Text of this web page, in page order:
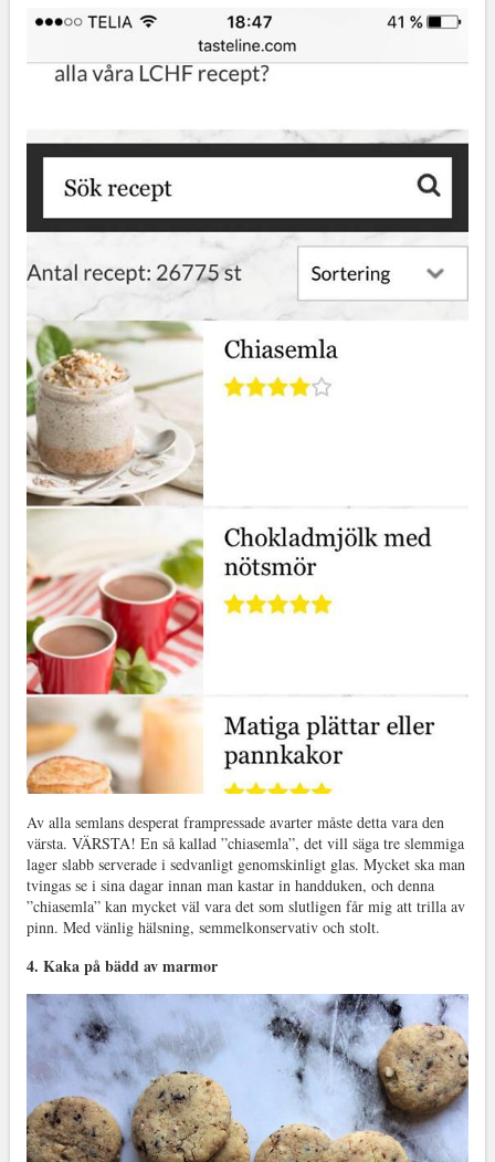
Av alla semlans desperat frampressade avarter måste detta vara den
värsta. VÄRSTA! En så kallad ”chiasemla”, det vill säga tre slemmiga
lager slabb serverade i sedvanligt genomskinligt glas. Mycket ska man
tvingas se i sina dagar innan man kastar in handduken, och denna
”chiasemla” kan mycket väl vara det som slutligen får mig att trilla av
pinn. Med vänlig hälsning, semmelkonservativ och stolt.
4. Kaka på bädd av marmor